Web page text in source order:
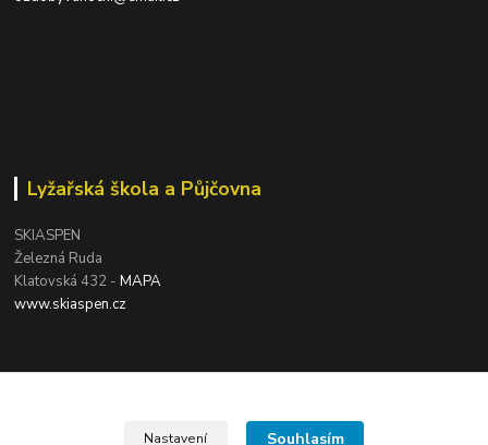
Lyžařská škola a Půjčovna
SKIASPEN
Železná Ruda
Klatovská 432 -MAPA
www.skiaspen.cz
Nastavení Souhlasím